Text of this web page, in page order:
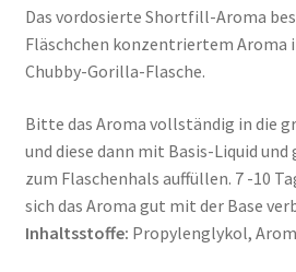
Das vordosierte Shortfill-Aroma
Fläschchen konzentriertem Aroma
Chubby-Gorilla-Flasche.
Bitte das Aroma vollständig in die
und diese dann mit Basis-Liquid
zum Flaschenhals auffüllen. 7 -10
sich das Aroma gut mit der Base
Inhaltsstoffe: Propylenglykol,